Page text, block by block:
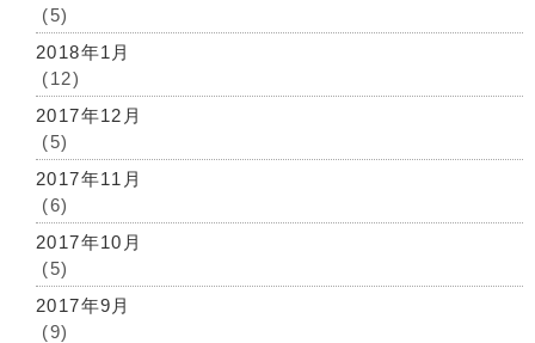
(5)
2018年1月
(12)
2017年12月
(5)
2017年11月
(6)
2017年10月
(5)
2017年9月
(9)